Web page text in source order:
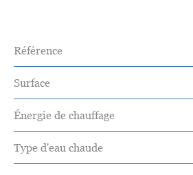
Référence
Surface
Énergie de chauffage
Type d'eau chaude